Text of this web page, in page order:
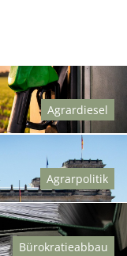
Agrardiesel
Agrarpolitik
Bürokratieabbau